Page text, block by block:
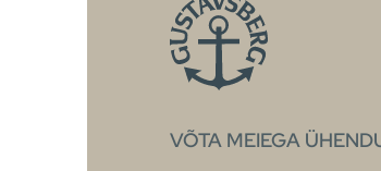
VÕTA MEIEGA